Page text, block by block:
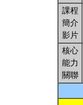
課程
簡介
影片
核心
能力
關聯